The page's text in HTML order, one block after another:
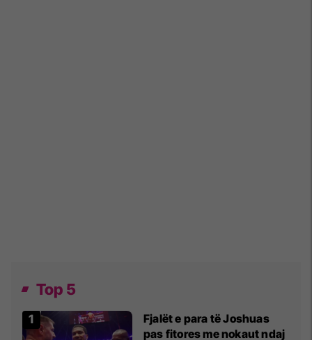
Top 5
Fjalët e para të Joshuas
pas fitores me nokaut ndaj